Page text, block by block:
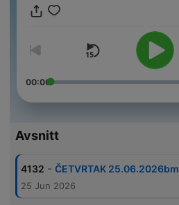
00:00
Avsnitt
4132 - ČETVRTAK 25.06.2026bm
25 Jun 2026